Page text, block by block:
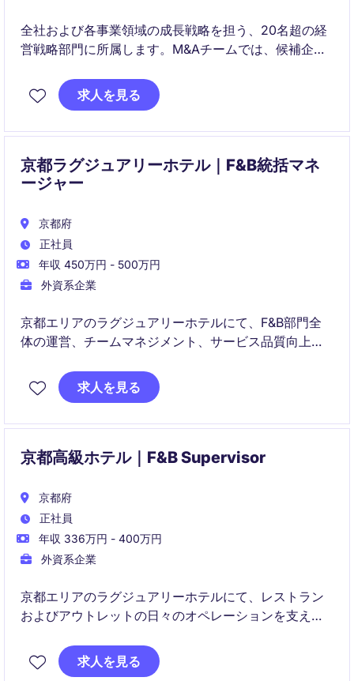
全社および各事業領域の成長戦略を担う、20名超の経
営戦略部門に所属します。M&Aチームでは、候補企業
て推進。多様な事業ポートフォリオとグローバルな事
業基盤を活用し、中長期的な企業価値向上を目指しま
求人を見る
京都ラグジュアリーホテル｜F&B統括マネ
ージャー
京都府
正社員
年収 450万円 - 500万円
外資系企業
京都エリアのラグジュアリーホテルにて、F&B部門全
体の運営、チームマネジメント、サービス品質向上を
日々のオペレーション管理に加え、スタッフ育成、ゲ
スト満足度向上、予算・品質管理、他部門との連携を
求人を見る
京都高級ホテル｜F&B Supervisor
京都府
正社員
年収 336万円 - 400万円
外資系企業
京都エリアのラグジュアリーホテルにて、レストラン
およびアウトレットの日々のオペレーションを支える
営、チームのリード、ゲスト対応、サービス品質管理
を通じて、上質なダイニング体験の提供に貢献いただ
求人を見る